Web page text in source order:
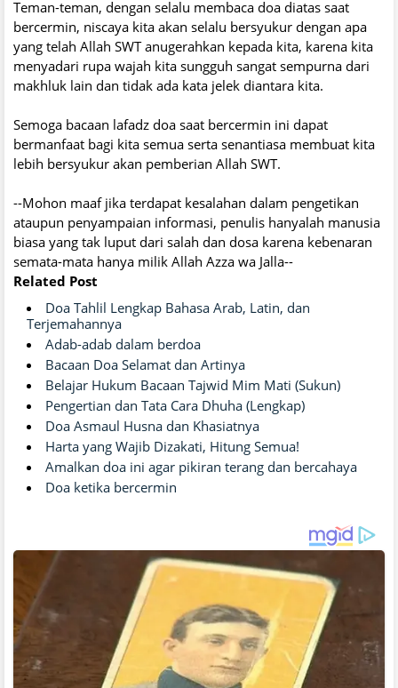
Teman-teman, dengan selalu membaca doa diatas saat
bercermin, niscaya kita akan selalu bersyukur dengan apa
yang telah Allah SWT anugerahkan kepada kita, karena kita
menyadari rupa wajah kita sungguh sangat sempurna dari
makhluk lain dan tidak ada kata jelek diantara kita.
Semoga bacaan lafadz doa saat bercermin ini dapat
bermanfaat bagi kita semua serta senantiasa membuat kita
lebih bersyukur akan pemberian Allah SWT.
--Mohon maaf jika terdapat kesalahan dalam pengetikan
ataupun penyampaian informasi, penulis hanyalah manusia
biasa yang tak luput dari salah dan dosa karena kebenaran
semata-mata hanya milik Allah Azza wa Jalla--
Related Post
Doa Tahlil Lengkap Bahasa Arab, Latin, dan
Terjemahannya
Adab-adab dalam berdoa
Bacaan Doa Selamat dan Artinya
Belajar Hukum Bacaan Tajwid Mim Mati (Sukun)
Pengertian dan Tata Cara Dhuha (Lengkap)
Doa Asmaul Husna dan Khasiatnya
Harta yang Wajib Dizakati, Hitung Semua!
Amalkan doa ini agar pikiran terang dan bercahaya
Doa ketika bercermin